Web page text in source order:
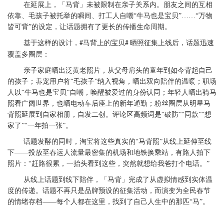
在延展上，「马背」未被限制在亲子关系内。朋友之间的互相
依靠、毛孩子被托举的瞬间、打工人自嘲“牛马也是宝贝”……“万物
皆可背”的设定，让话题拥有了更长的传播生命周期。
基于这样的设计， #马背上的宝贝# 晒照征集上线后，话题迅速
覆盖多圈层：
亲子家庭晒出泛黄老照片，从父母肩头的童年到如今背起自己
的孩子；养宠用户将“毛孩子”纳入视角，晒出双向陪伴的温暖；职场
人以“牛马也是宝贝”自嘲，唤醒被爱过的身份认同；年轻人晒出骑马
照看广阔世界，也晒电动车后座上的新年通勤；粉丝圈层从明星马
背照延展到自家相册，自发二创。评论区高频词是“破防”“同款”“想
家了”“一年拍一张”。
话题发酵的同时，淘宝将这些真实的“马背照”从线上延伸至线
下——投放至春运人流量最密集的机场和地铁换乘站 ， 有路人拍下
照片：“赶路很累，一抬头看到这些，突然就想给我爸打个电话。”
从线上话题到线下陪伴，「马背」完成了从虚拟情感到实体温
度的传递。话题不再只是品牌预设的征集活动，而演变为全民春节
的情绪存档——每个人都在这里，找到了自己人生中的那匹“马”。